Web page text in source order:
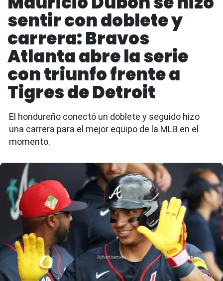
sentir con doblete y
carrera: Bravos
Atlanta abre la serie
con triunfo frente a
Tigres de Detroit
El hondureño conectó un doblete y seguido hizo
una carrera para el mejor equipo de la MLB en el
momento.
X